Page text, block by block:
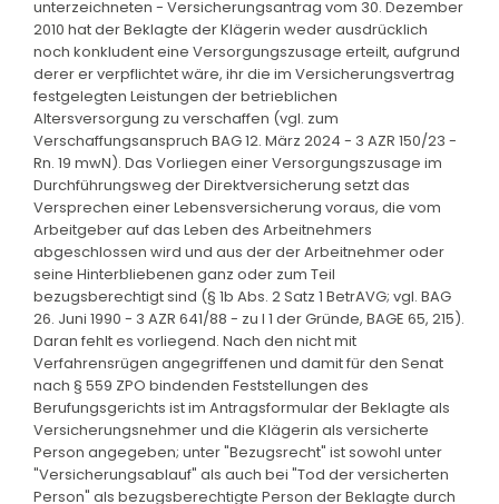
unterzeichneten - Versicherungsantrag vom 30. Dezember
2010 hat der Beklagte der Klägerin weder ausdrücklich
noch konkludent eine Versorgungszusage erteilt, aufgrund
derer er verpflichtet wäre, ihr die im Versicherungsvertrag
festgelegten Leistungen der betrieblichen
Altersversorgung zu verschaffen (vgl. zum
Verschaffungsanspruch BAG 12. März 2024 - 3 AZR 150/23 -
Rn. 19 mwN). Das Vorliegen einer Versorgungszusage im
Durchführungsweg der Direktversicherung setzt das
Versprechen einer Lebensversicherung voraus, die vom
Arbeitgeber auf das Leben des Arbeitnehmers
abgeschlossen wird und aus der der Arbeitnehmer oder
seine Hinterbliebenen ganz oder zum Teil
bezugsberechtigt sind (§ 1b Abs. 2 Satz 1 BetrAVG; vgl. BAG
26. Juni 1990 - 3 AZR 641/88 - zu I 1 der Gründe, BAGE 65, 215).
Daran fehlt es vorliegend. Nach den nicht mit
Verfahrensrügen angegriffenen und damit für den Senat
nach § 559 ZPO bindenden Feststellungen des
Berufungsgerichts ist im Antragsformular der Beklagte als
Versicherungsnehmer und die Klägerin als versicherte
Person angegeben; unter "Bezugsrecht" ist sowohl unter
"Versicherungsablauf" als auch bei "Tod der versicherten
Person" als bezugsberechtigte Person der Beklagte durch